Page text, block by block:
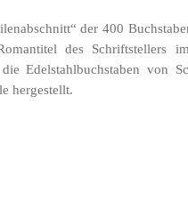
der 400
des Schriftstellers
Edelstahlbuchstaben von
hergestellt.